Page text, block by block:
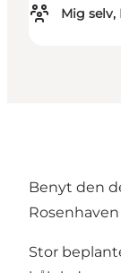
Mig selv,
Benyt den
Stor